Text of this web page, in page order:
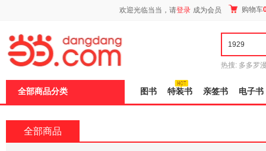
欢迎光临当当，请登录 成为会员 购物车
热搜: 多多罗
全部商品分类 图书 特装书 亲签书 电子书
全部商品
页
加